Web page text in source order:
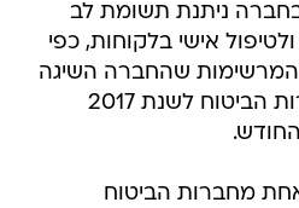
בחברה ניתנת תשומת לב
אישי בלקוחות, כפי
המרשימות שהחברה השיגה
במדדי השירות של חברות הביטוח לשנת 2017
מחברות הביטוח